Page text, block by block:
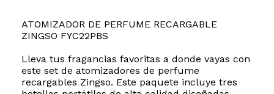
ATOMIZADOR DE PERFUME RECARGABLE
ZINGSO FYC22PBS
Lleva tus fragancias favoritas a donde vayas con
este set de atomizadores de perfume
recargables Zingso. Este paquete incluye tres